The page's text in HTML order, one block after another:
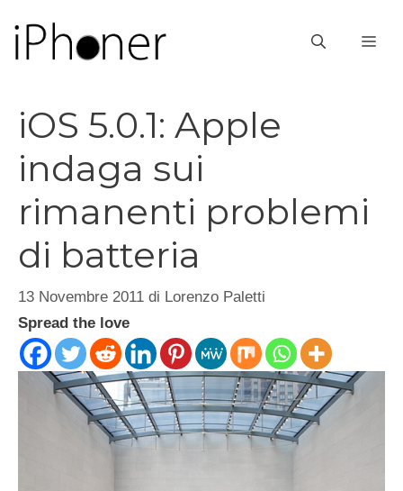
contenuto
iOS 5.0.1: Apple
indaga sui
rimanenti problemi
di batteria
13 Novembre 2011 di Lorenzo Paletti
Spread the love